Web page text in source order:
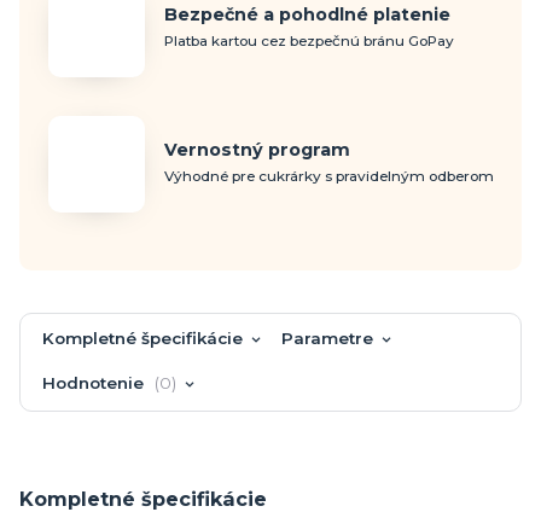
Bezpečné a pohodlné platenie
Platba kartou cez bezpečnú bránu GoPay
Vernostný program
Výhodné pre cukrárky s pravidelným odberom
Kompletné špecifikácie Parametre
Hodnotenie 0
Kompletné špecifikácie